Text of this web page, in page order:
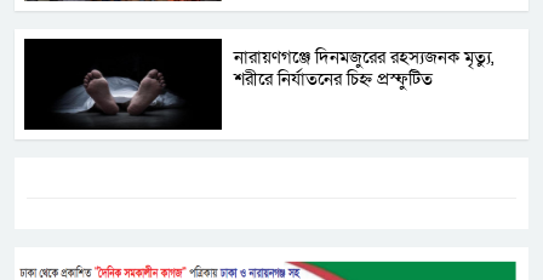
নারায়ণগঞ্জে দিনমজুরের রহস্যজনক মৃত্যু,
শরীরে নির্যাতনের চিহ্ন প্রস্ফুটিত